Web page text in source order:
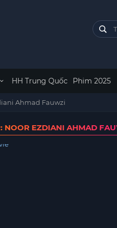
HH Trung Quốc Phim 2025
Ahmad Fauwzi
NOOR EZDIANI AHMAD